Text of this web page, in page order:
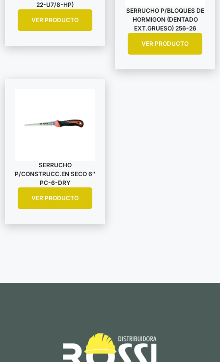
22-U7/8-HP)
VER PRODUCTO
SERRUCHO P/BLOQUES DE
HORMIGON (DENTADO
EXT.GRUESO) 256-26
VER PRODUCTO
SERRUCHO
P/CONSTRUCC.EN SECO 6″
PC-6-DRY
VER PRODUCTO